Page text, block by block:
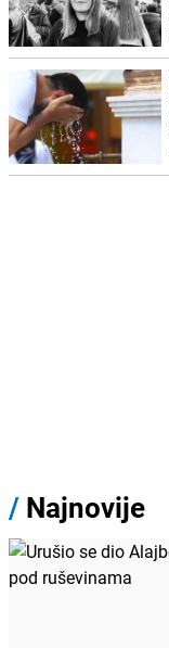
/ Najnovije